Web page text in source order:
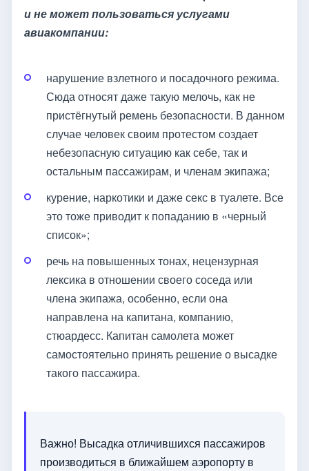
и не может пользоваться услугами
авиакомпании:
нарушение взлетного и посадочного режима.
Сюда относят даже такую мелочь, как не
пристёгнутый ремень безопасности. В данном
случае человек своим протестом создает
небезопасную ситуацию как себе, так и
остальным пассажирам, и членам экипажа;
курение, наркотики и даже секс в туалете. Все
это тоже приводит к попаданию в «черный
список»;
речь на повышенных тонах, нецензурная
лексика в отношении своего соседа или
члена экипажа, особенно, если она
направлена на капитана, компанию,
стюардесс. Капитан самолета может
самостоятельно принять решение о высадке
такого пассажира.
Важно! Высадка отличившихся пассажиров
производиться в ближайшем аэропорту в